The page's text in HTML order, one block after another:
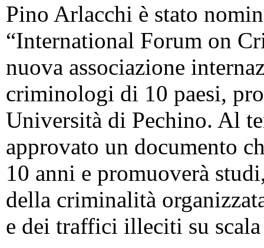
Pino Arlacchi è stato
“International Forum on
nuova associazione
criminologi di 10 paesi,
Università di Pechino. Al
approvato un documento
10 anni e promuoverà
della criminalità
e dei traffici illeciti su